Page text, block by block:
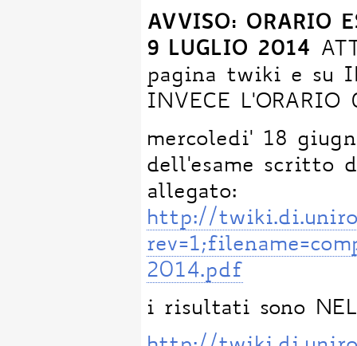
AVVISO: ORARIO
9 LUGLIO 2014
pagina twiki e su
INVECE L'ORARIO
mercoledi' 18
dell'esame scritto
allegato:
http://
2014.pdf
i risultati sono NEL